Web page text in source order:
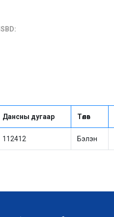
ISBD:
Дансны дугаар Төлөв
112412 Бэлэн